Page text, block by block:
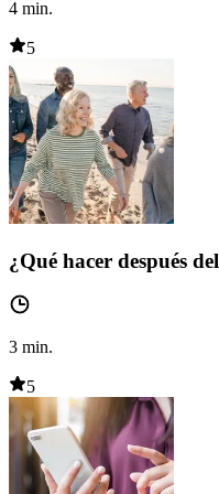
4 min.
5
¿Qué hacer después
3 min.
5